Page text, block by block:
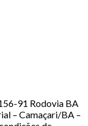
91 Rodovia BA
– Camaçari/BA –